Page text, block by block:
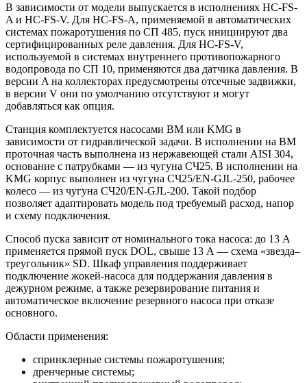
В зависимости от модели выпускается в исполнениях HC-FS-
A и HC-FS-V. Для HC-FS-A, применяемой в автоматических
системах пожаротушения по СП 485, пуск инициируют два
сертифицированных реле давления. Для HC-FS-V,
используемой в системах внутреннего противопожарного
водопровода по СП 10, применяются два датчика давления. В
версии A на коллекторах предусмотрены отсечные задвижки,
в версии V они по умолчанию отсутствуют и могут
добавляться как опция.
Станция комплектуется насосами BM или KMG в
зависимости от гидравлической задачи. В исполнении на BM
проточная часть выполнена из нержавеющей стали AISI 304,
основание с патрубками — из чугуна СЧ25. В исполнении на
KMG корпус выполнен из чугуна СЧ25/EN-GJL-250, рабочее
колесо — из чугуна СЧ20/EN-GJL-200. Такой подбор
позволяет адаптировать модель под требуемый расход, напор
и схему подключения.
Способ пуска зависит от номинального тока насоса: до 13 А
применяется прямой пуск DOL, свыше 13 А — схема «звезда–
треугольник» SD. Шкаф управления поддерживает
подключение жокей-насоса для поддержания давления в
дежурном режиме, а также резервирование питания и
автоматическое включение резервного насоса при отказе
основного.
Области применения:
спринклерные системы пожаротушения;
дренчерные системы;